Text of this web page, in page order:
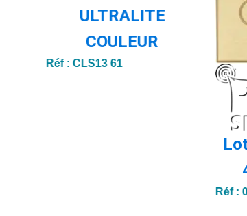
ULTRALITE
COULEUR
Réf :CLS13 61
Réf :